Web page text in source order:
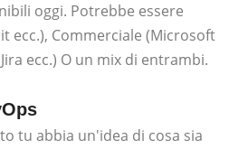
oggi. Potrebbe essere
ecc.), Commerciale (Microsoft
Jira ecc.) O un mix di entrambi.
tu abbia un'idea di cosa sia